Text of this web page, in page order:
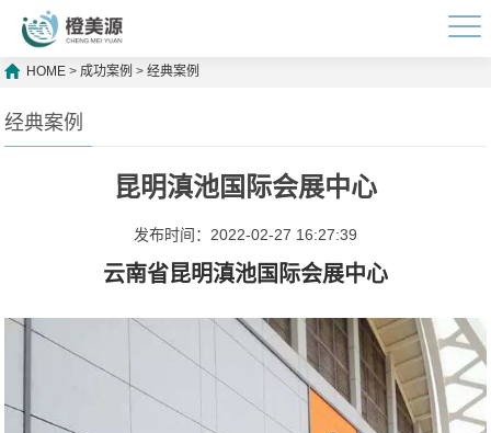
HOME >成功案例 >经典案例
经典案例
昆明滇池国际会展中心
发布时间：2022-02-27 16:27:39
云南省昆明滇池国际会展中心